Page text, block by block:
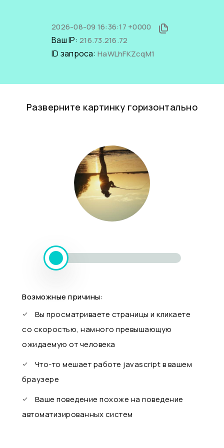
2026-08-09 16:36:17 +0000
Ваш IP: 216.73.216.72
ID запроса: HaWLhFKZcqM1
Разверните картинку горизонтально
Возможные причины:
Вы просматриваете страницы и кликаете
со скоростью, намного превышающую
ожидаемую от человека
Что-то мешает работе javascript в вашем
браузере
Ваше поведение похоже на поведение
автоматизированных систем